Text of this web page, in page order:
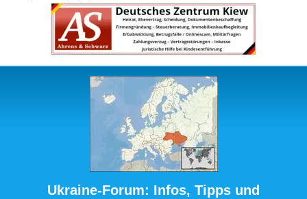
Ukraine-Forum: Infos, Tipps und